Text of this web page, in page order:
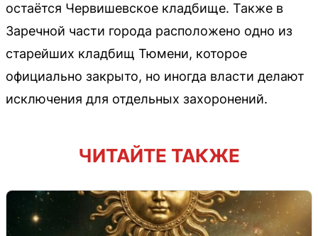
остаётся Червишевское кладбище. Также в
Заречной части города расположено одно из
старейших кладбищ Тюмени, которое
официально закрыто, но иногда власти делают
исключения для отдельных захоронений.
ЧИТАЙТЕ ТАКЖЕ